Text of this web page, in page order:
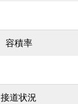
容積率
接道状況